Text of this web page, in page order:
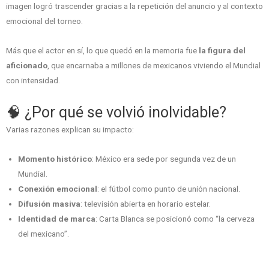
imagen logró trascender gracias a la repetición del anuncio y al contexto
emocional del torneo.
Más que el actor en sí, lo que quedó en la memoria fue la figura del
aficionado , que encarnaba a millones de mexicanos viviendo el Mundial
con intensidad.
🧠 ¿Por qué se volvió inolvidable?
Varias razones explican su impacto:
Momento histórico: México era sede por segunda vez de un
Mundial.
Conexión emocional: el fútbol como punto de unión nacional.
Difusión masiva: televisión abierta en horario estelar.
Identidad de marca: Carta Blanca se posicionó como “la cerveza
del mexicano”.